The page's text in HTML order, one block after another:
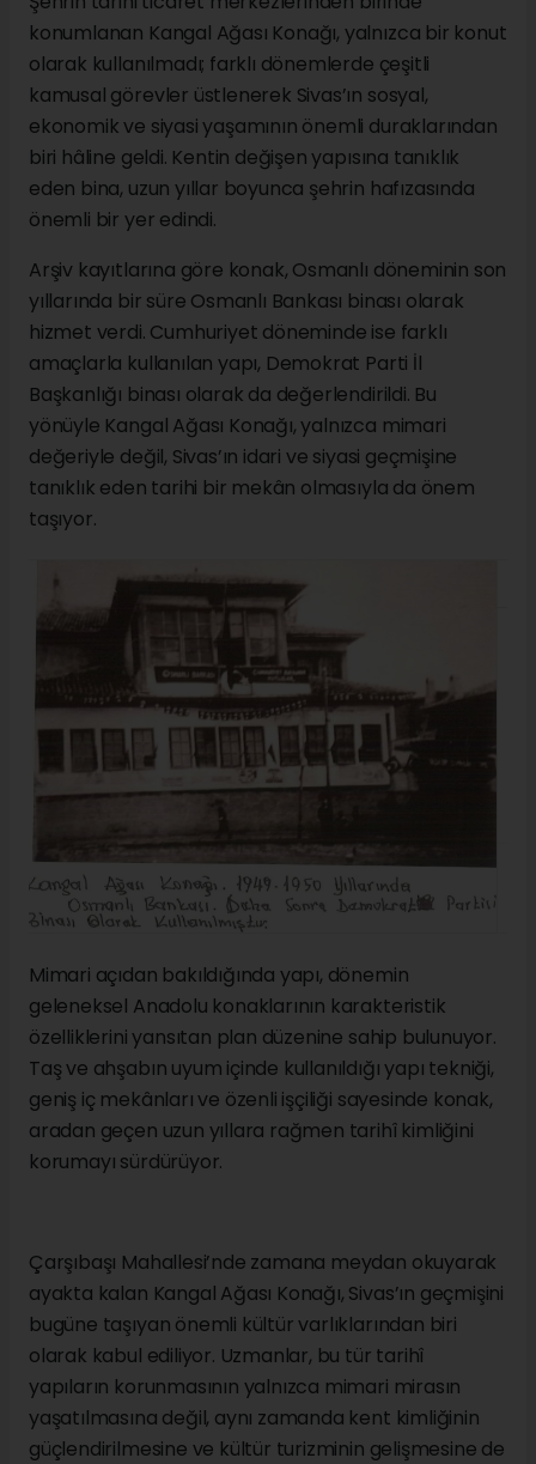
konumlanan Kangal Ağası Konağı, yalnızca bir konut
olarak kullanılmadı; farklı dönemlerde çeşitli
kamusal görevler üstlenerek Sivas’ın sosyal,
ekonomik ve siyasi yaşamının önemli duraklarından
biri hâline geldi. Kentin değişen yapısına tanıklık
eden bina, uzun yıllar boyunca şehrin hafızasında
önemli bir yer edindi.
Arşiv kayıtlarına göre konak, Osmanlı döneminin son
yıllarında bir süre Osmanlı Bankası binası olarak
hizmet verdi. Cumhuriyet döneminde ise farklı
amaçlarla kullanılan yapı, Demokrat Parti İl
Başkanlığı binası olarak da değerlendirildi. Bu
yönüyle Kangal Ağası Konağı, yalnızca mimari
değeriyle değil, Sivas’ın idari ve siyasi geçmişine
tanıklık eden tarihi bir mekân olmasıyla da önem
taşıyor.
Mimari açıdan bakıldığında yapı, dönemin
geleneksel Anadolu konaklarının karakteristik
özelliklerini yansıtan plan düzenine sahip bulunuyor.
Taş ve ahşabın uyum içinde kullanıldığı yapı tekniği,
geniş iç mekânları ve özenli işçiliği sayesinde konak,
aradan geçen uzun yıllara rağmen tarihî kimliğini
korumayı sürdürüyor.
Çarşıbaşı Mahallesi’nde zamana meydan okuyarak
ayakta kalan Kangal Ağası Konağı, Sivas’ın geçmişini
bugüne taşıyan önemli kültür varlıklarından biri
olarak kabul ediliyor. Uzmanlar, bu tür tarihî
yapıların korunmasının yalnızca mimari mirasın
yaşatılmasına değil, aynı zamanda kent kimliğinin
güçlendirilmesine ve kültür turizminin gelişmesine de